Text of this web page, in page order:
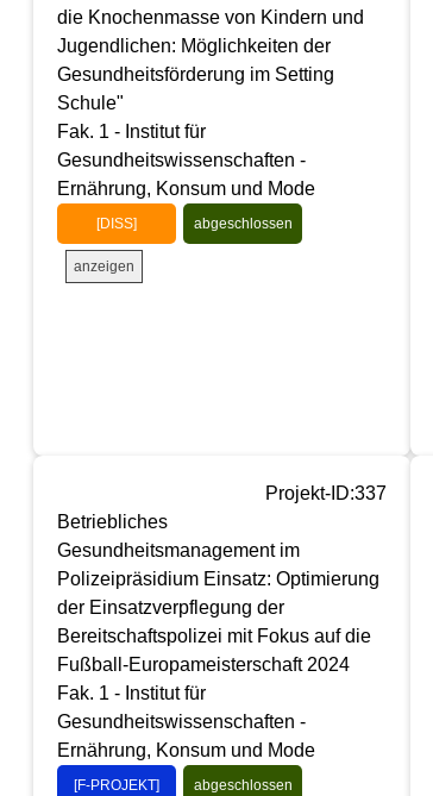
die Knochenmasse von Kindern und
Jugendlichen: Möglichkeiten der
Gesundheitsförderung im Setting
Schule"
Fak. 1 - Institut für
Gesundheitswissenschaften -
Ernährung, Konsum und Mode
[DISS] abgeschlossen
anzeigen
Projekt-ID:337
Betriebliches
Gesundheitsmanagement im
Polizeipräsidium Einsatz: Optimierung
der Einsatzverpflegung der
Bereitschaftspolizei mit Fokus auf die
Fußball-Europameisterschaft 2024
Fak. 1 - Institut für
Gesundheitswissenschaften -
Ernährung, Konsum und Mode
[F-PROJEKT] abgeschlossen